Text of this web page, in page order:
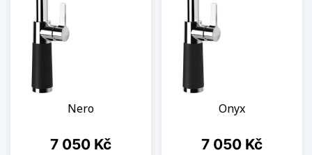
Nero
Cena
7 050 Kč
Onyx
Cena
7 050 Kč